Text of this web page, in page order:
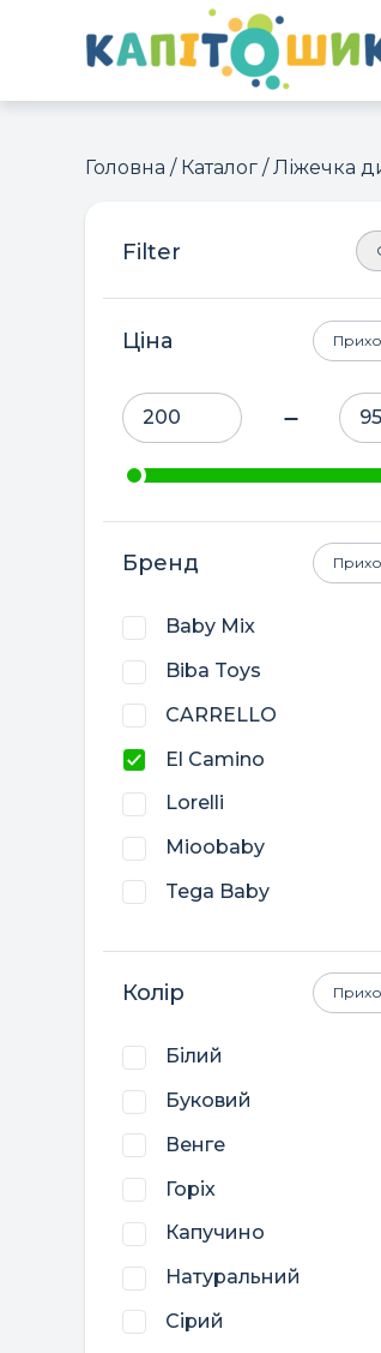
Головна / Каталог / Ліжечка
Ціна
Бренд
Baby Mix
Biba Toys
CARRELLO
El Camino
Lorelli
Mioobaby
Tega Baby
Гойдалка
Кузя
ТМ DeSon
Трія
Україна
Колір
Білий
Буковий
Венге
Горіх
Капучино
Натуральний
Сірий